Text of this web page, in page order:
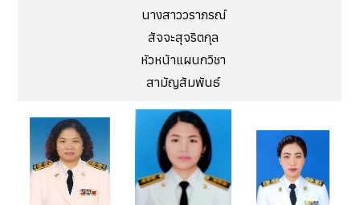
นางสาววราภรณ์
สัจจะสุจริตกุล
หัวหน้าแผนกวิชา
สามัญสัมพันธ์